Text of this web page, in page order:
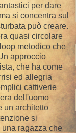
per dare
si concentra sul
può creare.
quasi circolare
metodico che
approccio
che ha come
ed allegria
cattiverie
dell'uomo
un architetto
si
ragazza che